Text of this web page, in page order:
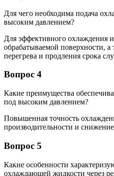
Для чего необходима подача
высоким давлением?
Для эффективного охлаждения
обрабатываемой поверхности,
перегрева и продления срока
Вопрос 4
Какие преимущества
под высоким давлением?
Повышенная точность
производительности и
Вопрос 5
Какие особенности
охлаждающей жидкости через